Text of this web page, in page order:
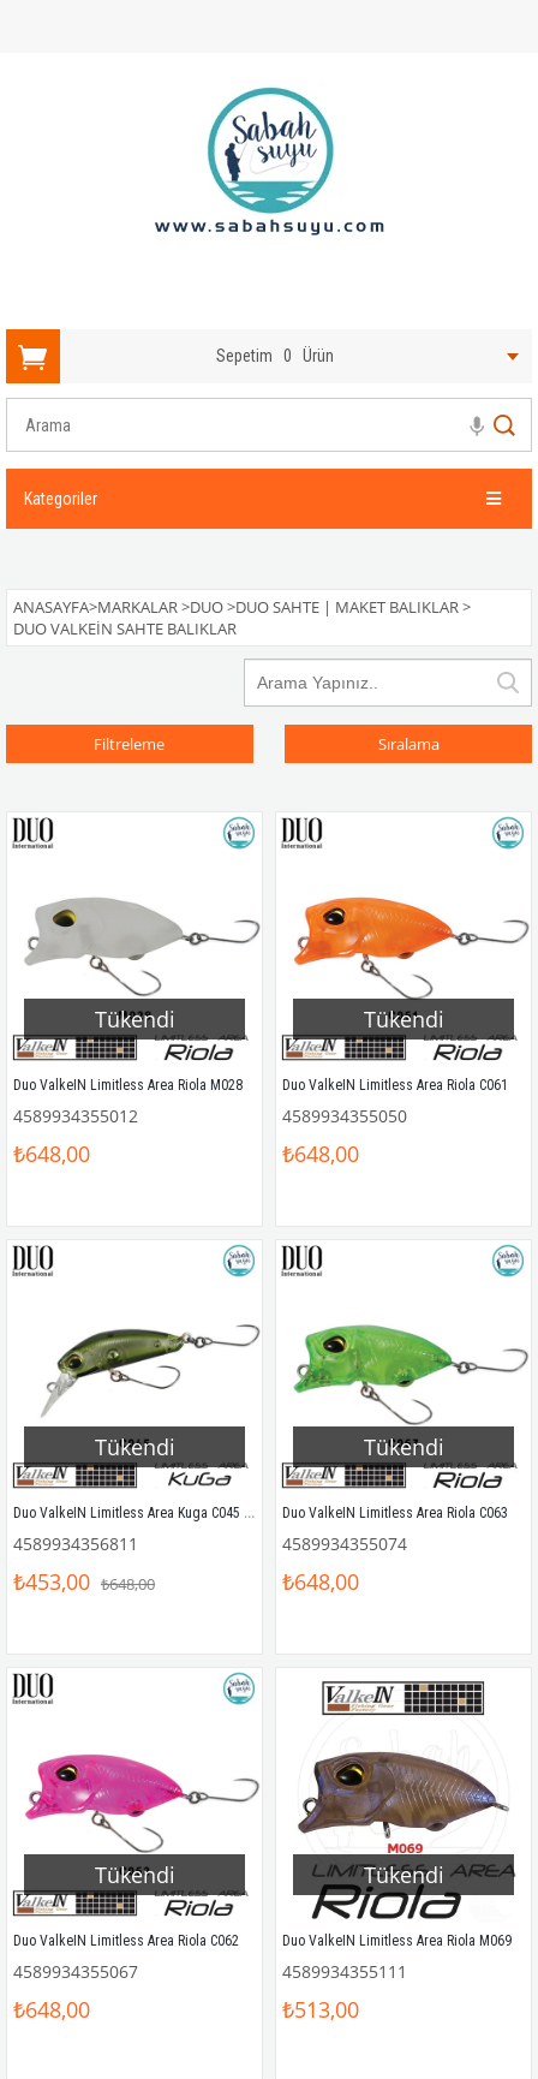
Sepetim 0 Ürün
Kategoriler
ANASAYFA>MARKALAR>DUO>DUO SAHTE | MAKET BALIKLAR>
DUO VALKEIN SAHTE BALIKLAR
Filtreleme Sıralama
Tükendi
Duo ValkeIN Limitless Area Riola M028
4589934355012
₺648,00
Tükendi
Duo ValkeIN Limitless Area Riola C061
4589934355050
₺648,00
Tükendi
Duo ValkeIN Limitless Area Kuga C045 Ghost Green
4589934356811
₺453,00 ₺648,00
Tükendi
Duo ValkeIN Limitless Area Riola C063
4589934355074
₺648,00
Tükendi
Duo ValkeIN Limitless Area Riola C062
4589934355067
₺648,00
Tükendi
Duo ValkeIN Limitless Area Riola M069
4589934355111
₺513,00